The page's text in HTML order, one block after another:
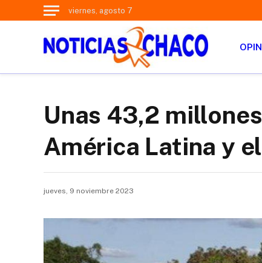
viernes, agosto 7
Unas 43,2
América Latina y
jueves, 9 noviembre 2023